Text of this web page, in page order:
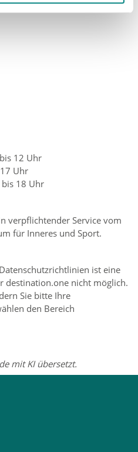
12 Uhr
Uhr
18 Uhr
verpflichtender Service vom
für Inneres und Sport.
ist eine
destination.one nicht möglich.
Sie bitte Ihre
den Bereich
mit KI übersetzt.